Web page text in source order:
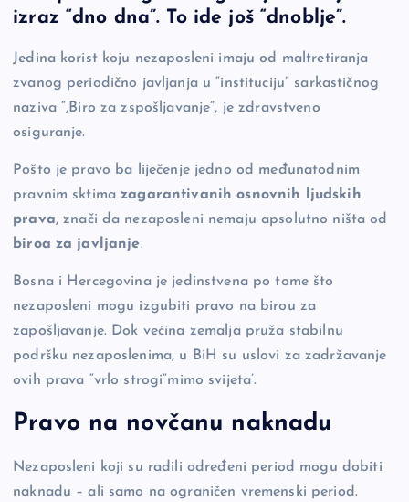
e
b
o
o
y
Li
n
k
n
g
er
e
izraz “dno dna”. To ide još “dnoblje”.
Jedina korist koju nezaposleni imaju od maltretiranja
zvanog periodično javljanja u “instituciju” sarkastičnog
naziva “,Biro za zspošljavanje”, je zdravstveno
osiguranje.
Pošto je pravo ba liječenje jedno od međunatodnim
pravnim sktimazagarantivanih osnovnih ljudskih
prava, znači da nezaposleni nemaju apsolutno ništa od
biroa za javljanje.
Bosna i Hercegovina je jedinstvena po tome što
nezaposleni mogu izgubiti pravo na birou za
zapošljavanje. Dok većina zemalja pruža stabilnu
podršku nezaposlenima, u BiH su uslovi za zadržavanje
ovih prava “vrlo strogi”mimo svijeta’.
Pravo na novčanu naknadu
Nezaposleni koji su radili određeni period mogu dobiti
naknadu – ali samo na ograničen vremenski period.